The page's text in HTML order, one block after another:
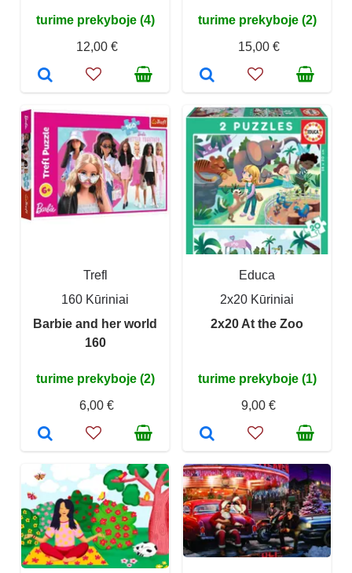
turime prekyboje (4)
12,00 €
turime prekyboje (2)
15,00 €
Trefl
160 Kūriniai
Barbie and her world
160
turime prekyboje (2)
6,00 €
Educa
2x20 Kūriniai
2x20 At the Zoo
turime prekyboje (1)
9,00 €